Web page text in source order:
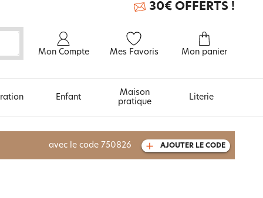
Mon Compte Mes Favoris Mon panier
30€ OFFERTS !
À découvrir aussi
Enfant
Maison
pratique
Literie
avec le code 750826 AJOUTER LE CODE